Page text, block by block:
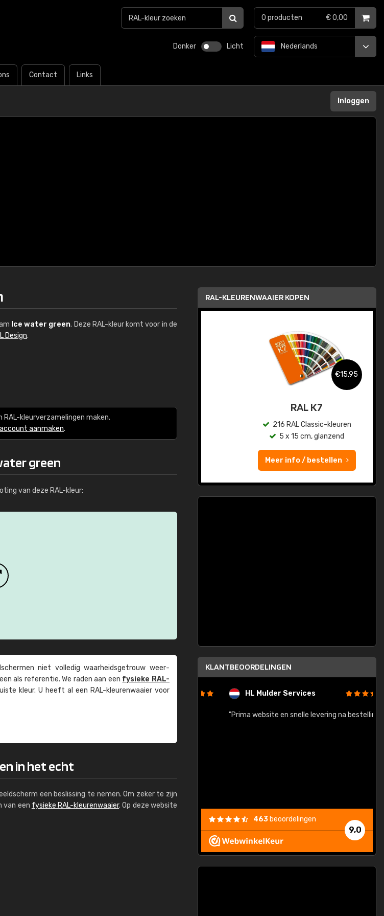
Donker Licht
Contact Links
Nederlands
0 producten € 0,00
Inloggen
Ice water green. Deze RAL-kleur komt voor in de
Design.
kleurverzamelingen maken.
account aanmaken.
green
van deze RAL-kleur:
niet volledig waarheids­­getrouw weer­
als referentie. We raden aan een fysieke RAL-
kleur. U heeft al een RAL-kleuren­waaier voor
in het echt
een beslissing te nemen. Om zeker te zijn
van een fysieke RAL-kleurenwaaier. Op deze website
RAL-KLEURENWAAIER KOPEN
RAL K7 op waterbasis
€15,95
RAL K7
216 RAL Classic-kleuren
5 x 15 cm, glanzend
Meer info / bestellen
KLANTBEOORDELINGEN
Kambier BV HL Mulder Services
"Prima website en snelle levering na bestelling"
9,0
463 beoordelingen